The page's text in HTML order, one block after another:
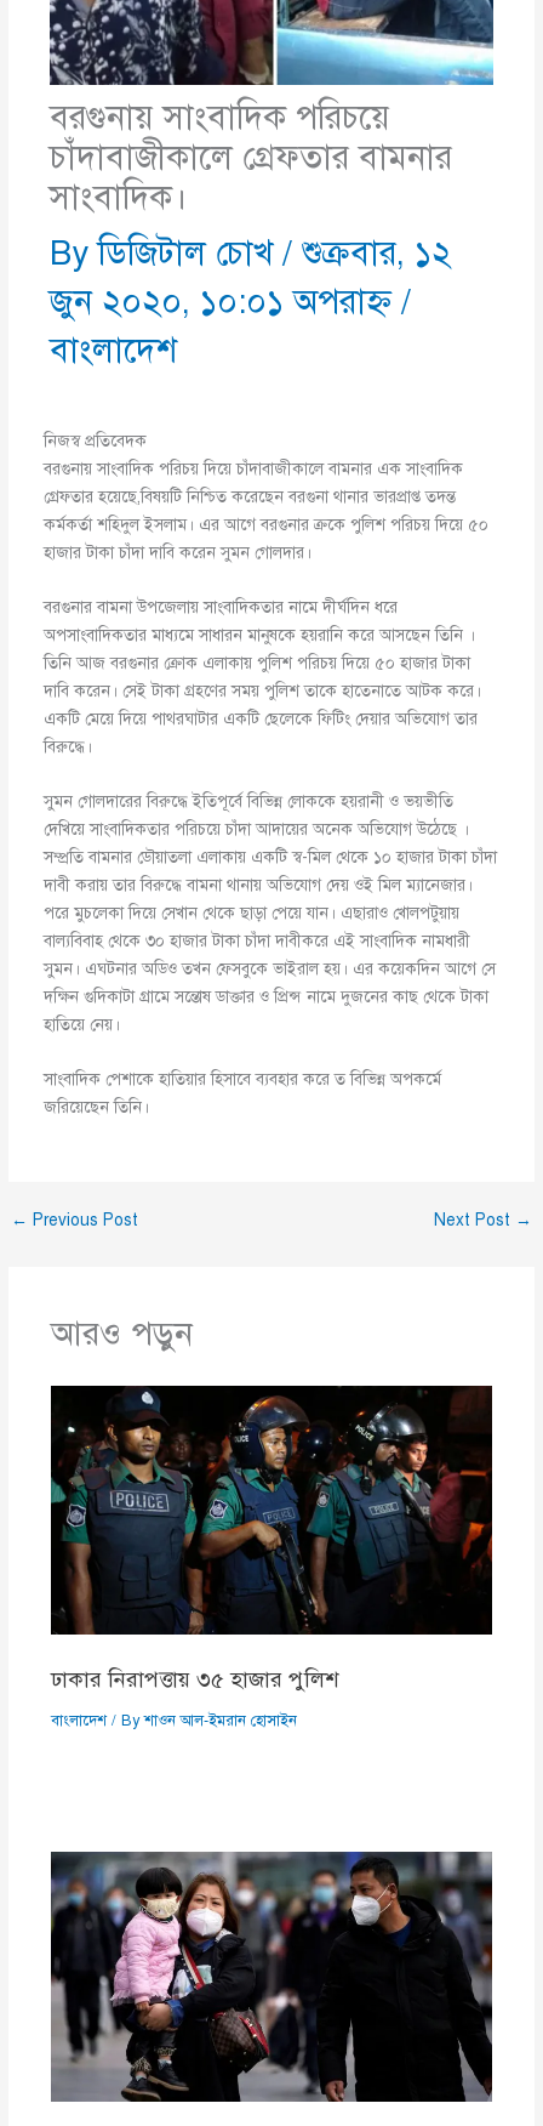
বরগুনায় সাংবাদিক পরিচয়ে
চাঁদাবাজীকালে গ্রেফতার বামনার
সাংবাদিক।
Byডিজিটাল চোখ/শুক্রবার, ১২
জুন ২০২০, ১০:০১ অপরাহ্ণ/
বাংলাদেশ
নিজস্ব প্রতিবেদক
বরগুনায় সাংবাদিক পরিচয় দিয়ে চাঁদাবাজীকালে বামনার এক সাংবাদিক
গ্রেফতার হয়েছে,বিষয়টি নিশ্চিত করেছেন বরগুনা থানার ভারপ্রাপ্ত তদন্ত
কর্মকর্তা শহিদুল ইসলাম। এর আগে বরগুনার ক্রকে পুলিশ পরিচয় দিয়ে ৫০
হাজার টাকা চাঁদা দাবি করেন সুমন গোলদার।
বরগুনার বামনা উপজেলায় সাংবাদিকতার নামে দীর্ঘদিন ধরে
অপসাংবাদিকতার মাধ্যমে সাধারন মানুষকে হয়রানি করে আসছেন তিনি ।
তিনি আজ বরগুনার ক্রোক এলাকায় পুলিশ পরিচয় দিয়ে ৫০ হাজার টাকা
দাবি করেন। সেই টাকা গ্রহণের সময় পুলিশ তাকে হাতেনাতে আটক করে।
একটি মেয়ে দিয়ে পাথরঘাটার একটি ছেলেকে ফিটিং দেয়ার অভিযোগ তার
বিরুদ্ধে।
সুমন গোলদারের বিরুদ্ধে ইতিপূর্বে বিভিন্ন লোককে হয়রানী ও ভয়ভীতি
দেখিয়ে সাংবাদিকতার পরিচয়ে চাঁদা আদায়ের অনেক অভিযোগ উঠেছে ।
সম্প্রতি বামনার ডৌয়াতলা এলাকায় একটি স্ব-মিল থেকে ১০ হাজার টাকা চাঁদা
দাবী করায় তার বিরুদ্ধে বামনা থানায় অভিযোগ দেয় ওই মিল ম্যানেজার।
পরে মুচলেকা দিয়ে সেখান থেকে ছাড়া পেয়ে যান। এছারাও খোলপটুয়ায়
বাল্যবিবাহ থেকে ৩০ হাজার টাকা চাঁদা দাবীকরে এই সাংবাদিক নামধারী
সুমন। এঘটনার অডিও তখন ফেসবুকে ভাইরাল হয়। এর কয়েকদিন আগে সে
দক্ষিন গুদিকাটা গ্রামে সন্তোষ ডাক্তার ও প্রিন্স নামে দুজনের কাছ থেকে টাকা
হাতিয়ে নেয়।
সাংবাদিক পেশাকে হাতিয়ার হিসাবে ব্যবহার করে ত বিভিন্ন অপকর্মে
জরিয়েছেন তিনি।
← Previous Post Next Post →
আরও পড়ুন
ঢাকার নিরাপত্তায় ৩৫ হাজার পুলিশ
বাংলাদেশ/ Byশাওন আল-ইমরান হোসাইন